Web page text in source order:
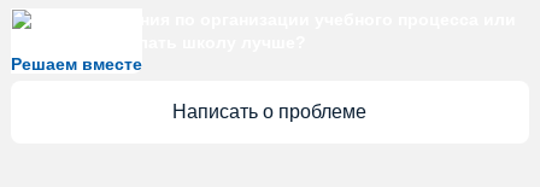
Решаем вместе
Есть предложения по организации учебного процесса или
Написать о проблеме